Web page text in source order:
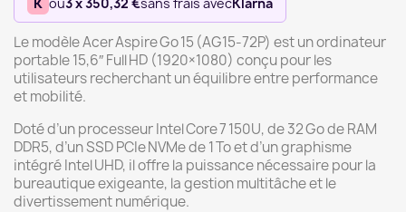
Le modèle Acer Aspire Go 15 (AG15‑72P) est un ordinateur
portable 15,6″ Full HD (1920×1080) conçu pour les
utilisateurs recherchant un équilibre entre performance
et mobilité.
Doté d’un processeur Intel Core 7 150U, de 32 Go de RAM
DDR5, d’un SSD PCIe NVMe de 1 To et d’un graphisme
intégré Intel UHD, il offre la puissance nécessaire pour la
bureautique exigeante, la gestion multitâche et le
divertissement numérique.